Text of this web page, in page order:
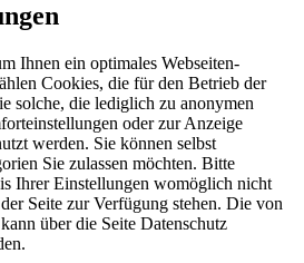
Ihnen ein optimales Webseiten-
Cookies, die für den Betrieb der
solche, die lediglich zu anonymen
oder zur Anzeige
werden. Sie können selbst
Sie zulassen möchten. Bitte
Ihrer Einstellungen womöglich nicht
Seite zur Verfügung stehen. Die von
über die Seite Datenschutz